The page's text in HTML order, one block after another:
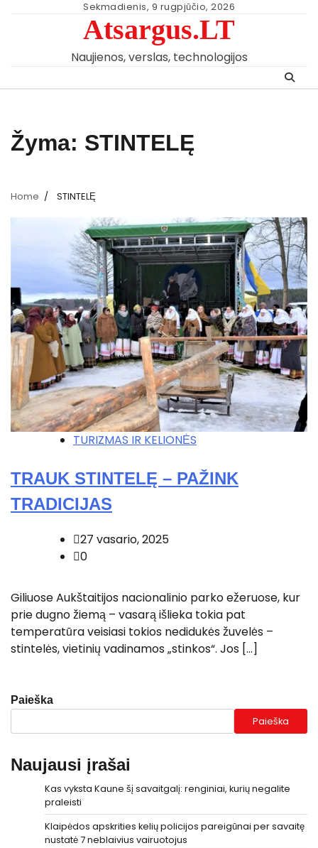
Sekmadienis, 9 rugpjūčio, 2026
Atsargus.LT
Naujienos, verslas, technologijos
Žyma: STINTELĘ
Home STINTELĘ
TURIZMAS IR KELIONĖS
TRAUK STINTELĘ – PAŽINK
TRADICIJAS
27 vasario, 2025
0
Giliuose Aukštaitijos nacionalinio parko ežeruose, kur
prie dugno žiemą – vasarą išlieka tokia pat
temperatūra veisiasi tokios nedidukės žuvelės –
stintelės, vietinių vadinamos „stinkos“. Jos […]
Paieška
Paieška
Naujausi įrašai
Kas vyksta Kaune šį savaitgalį: renginiai, kurių negalite
praleisti
Klaipėdos apskrities kelių policijos pareigūnai per savaitę
nustatė 7 neblaivius vairuotojus